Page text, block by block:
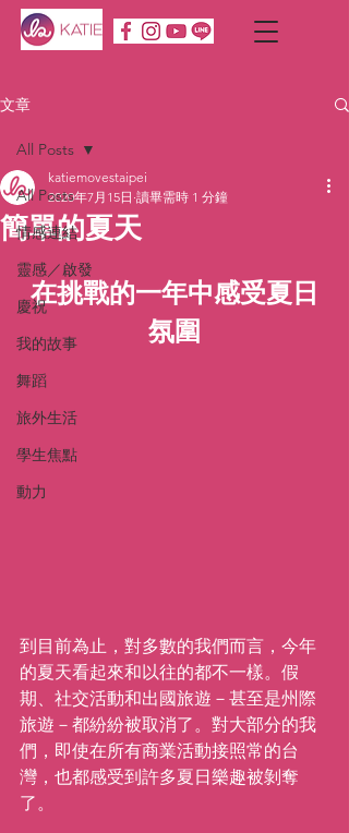
文章
All Posts
情感連結
靈感／啟發
慶祝
我的故事
舞蹈
旅外生活
學生焦點
動力
All Posts
簡單的夏天
katiemovestaipei
2020年7月15日 讀畢需時 1 分鐘
在挑戰的一年中感受夏日
氛圍
到目前為止，對多數的我們而言，今年
的夏天看起來和以往的都不一樣。假
期、社交活動和出國旅遊－甚至是州際
旅遊－都紛紛被取消了。對大部分的我
們，即使在所有商業活動接照常的台
灣，也都感受到許多夏日樂趣被剝奪
了。